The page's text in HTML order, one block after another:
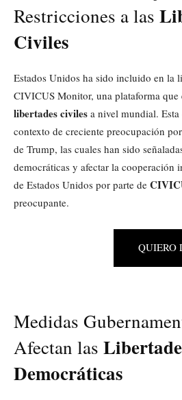
Restricciones a las
Civiles
Estados Unidos ha sido incluido en la
CIVICUS Monitor, una plataforma que
libertades civiles a nivel mundial.
contexto de creciente preocupación
de Trump, las cuales han sido
democráticas y afectar la cooperación
de Estados Unidos por parte de
preocupante.
QUIERO
Medidas
Afectan las
Democráticas